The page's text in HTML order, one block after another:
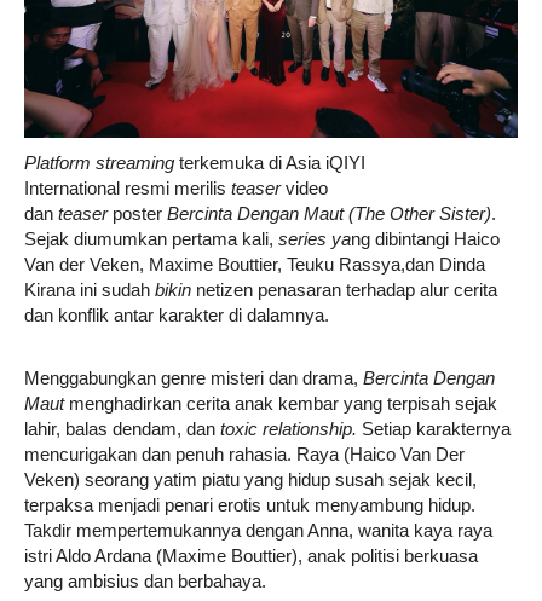
Platform streaming terkemuka di Asia iQIYI
International resmi merilis teaservideo
dan teaserposter Bercinta Dengan Maut (The OtherSister).
Sejak diumumkan pertama kali, series yang dibintangi Haico
Van der Veken, Maxime Bouttier, Teuku Rassya,dan Dinda
Kirana ini sudah bikin netizen penasaran terhadap alur cerita
dan konflik antar karakter di dalamnya.
Menggabungkan genre misteri dan drama, Bercinta Dengan
Maut menghadirkan cerita anak kembar yang terpisah sejak
lahir, balas dendam, dan toxic relationship. Setiap karakternya
mencurigakan dan penuh rahasia. Raya (Haico Van Der
Veken) seorang yatim piatu yang hidup susah sejak kecil,
terpaksa menjadi penari erotis untuk menyambung hidup.
Takdir mempertemukannya dengan Anna, wanita kaya raya
istri Aldo Ardana (Maxime Bouttier), anak politisi berkuasa
yang ambisius dan berbahaya.